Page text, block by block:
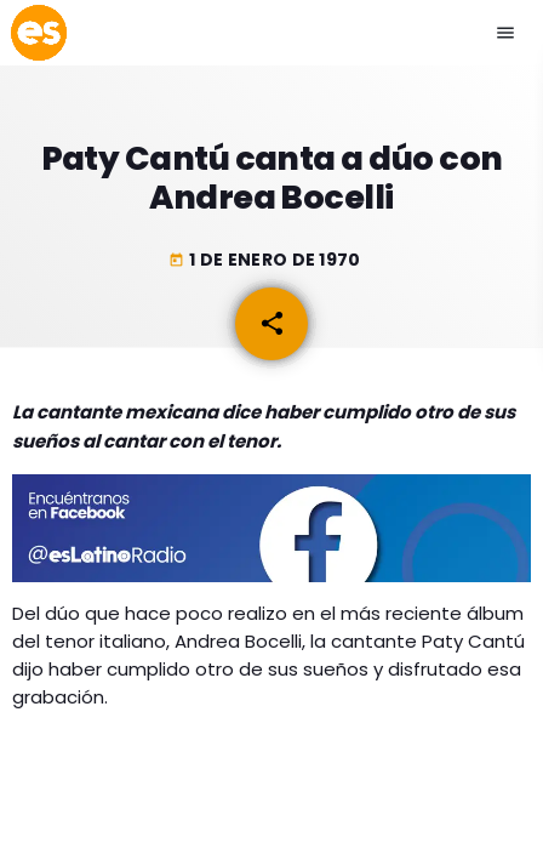
menu
play_arrow EMISIÓN LA PAZ
ESLATINO NEWS
ESPECTÁCULOS
GEEKERS
MÚSICA
ENTRETENIMIENTO
LOS + TOP
INICIO
RADIO SPLENDID
CONTACTO
Paty Cantú canta a dúo con
Andrea Bocelli
today 1 DE ENERO DE 1970
share
email
La cantante mexicana dice haber cumplido otro de sus
sueños al cantar con el tenor.
Del dúo que hace poco realizo en el más reciente álbum
del tenor italiano, Andrea Bocelli, la cantante Paty Cantú
dijo haber cumplido otro de sus sueños y disfrutado esa
grabación.